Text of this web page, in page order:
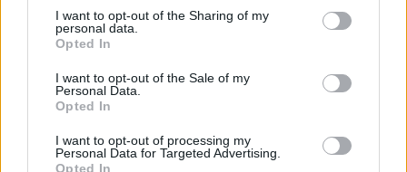
I want to opt-out of the Sharing of my
personal data.
Opted In
I want to opt-out of the Sale of my
Personal Data.
Opted In
I want to opt-out of processing my
Personal Data for Targeted Advertising.
Opted In
výzdoby (Slovenská republika, Maďarsko)
05.08.2026 - Zámečník / Mechanik (Praha - východ)
05.08.2026 - Manažer/ka pro mezinárodní spolupráci (Suchdol, Praha)